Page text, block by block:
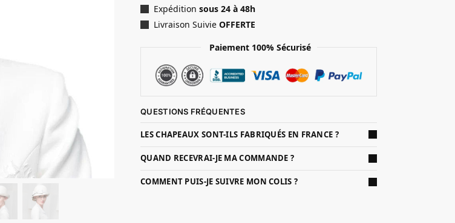
Expédition sous 24 à 48h
Livraison SuivieOFFERTE
Paiement 100% Sécurisé
QUESTIONS FRÉQUENTES
LES CHAPEAUX SONT-ILS FABRIQUÉS EN FRANCE ?
QUAND RECEVRAI-JE MA COMMANDE ?
COMMENT PUIS-JE SUIVRE MON COLIS ?